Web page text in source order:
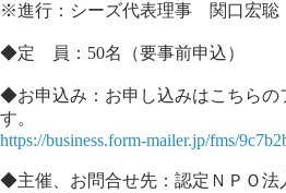
※進行：シーズ代表理事 関口宏聡
◆定 員：50名（要事前申込）
◆お申込み：お申し込みはこちらの
す。
https://business.form-mailer.jp/fms/
◆主催、お問合せ先：認定ＮＰＯ法